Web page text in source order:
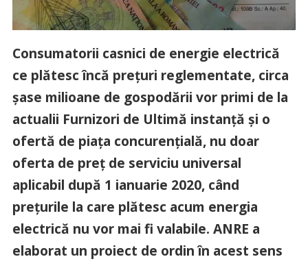
Consumatorii casnici de energie electrică
ce plătesc încă prețuri reglementate, circa
șase milioane de gospodării vor primi de la
actualii Furnizori de Ultimă instanță și o
ofertă de piața concurențială, nu doar
oferta de preț de serviciu universal
aplicabil după 1 ianuarie 2020, când
prețurile la care plătesc acum energia
electrică nu vor mai fi valabile. ANRE a
elaborat un proiect de ordin în acest sens